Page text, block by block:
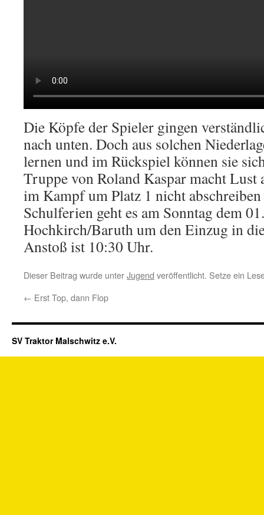
Die Köpfe der Spieler gingen
nach unten. Doch aus solchen
lernen und im Rückspiel können sie
Truppe von Roland Kaspar macht
im Kampf um Platz 1 nicht abschreiben
Schulferien geht es am Sonntag dem
Hochkirch/Baruth um den Einzug in
Anstoß ist 10:30 Uhr.
Dieser Beitrag wurde unterJugend veröffentlicht. Setze ein
← Erst Top, dann Flop
SV Traktor Malschwitz e.V.